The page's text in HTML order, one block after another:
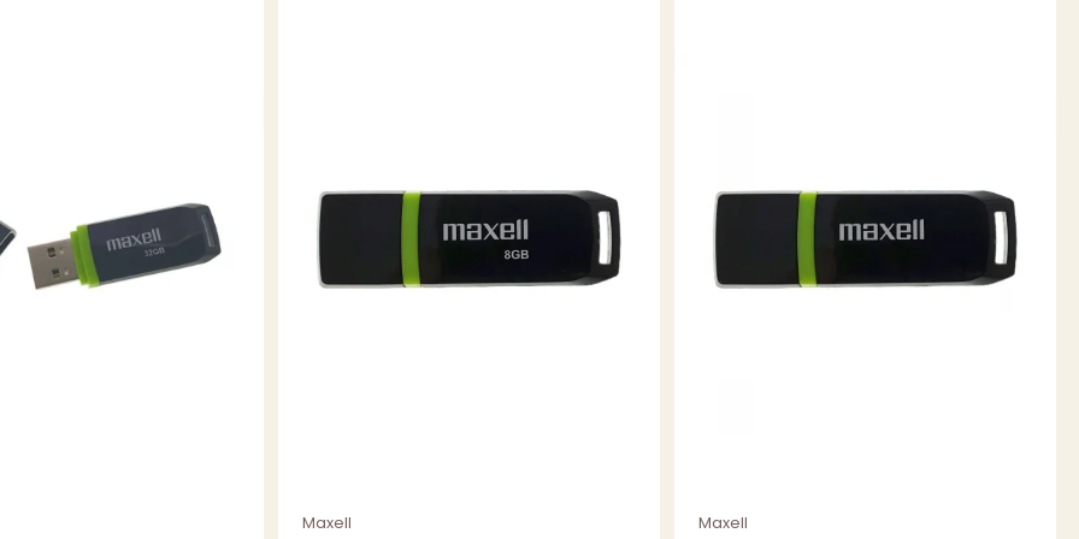
Utilizare
Descriere
carcase
Inlocuiti carcasele jewel crapate, zgariate sau prafuite ale
CD-uri audio. Readuceti colectia la viata si protejati
Solutia perfecta pentru a stoca si prezenta materiale de
Maxell Maxell